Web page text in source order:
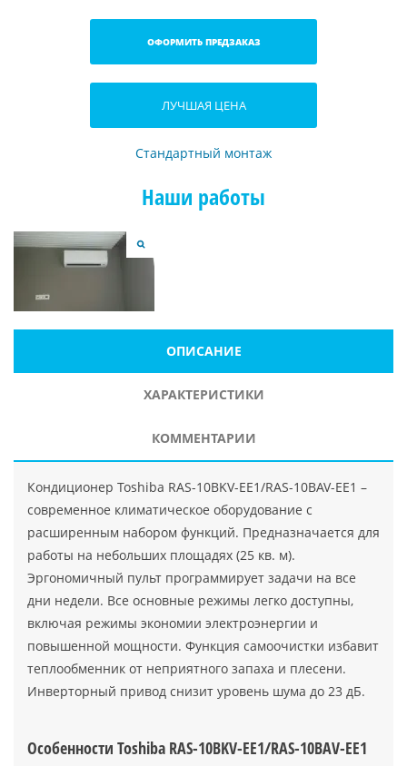
ОФОРМИТЬ ПРЕДЗАКАЗ
ЛУЧШАЯ ЦЕНА
Стандартный монтаж
Наши работы
ОПИСАНИЕ
ХАРАКТЕРИСТИКИ
КОММЕНТАРИИ
Кондиционер Toshiba RAS-10BKV-EE1/RAS-10BAV-EE1 –
современное климатическое оборудование с
расширенным набором функций. Предназначается для
работы на небольших площадях (25 кв. м).
Эргономичный пульт программирует задачи на все
дни недели. Все основные режимы легко доступны,
включая режимы экономии электроэнергии и
повышенной мощности. Функция самоочистки избавит
теплообменник от неприятного запаха и плесени.
Инверторный привод снизит уровень шума до 23 дБ.
Особенности Toshiba RAS-10BKV-EE1/RAS-10BAV-EE1